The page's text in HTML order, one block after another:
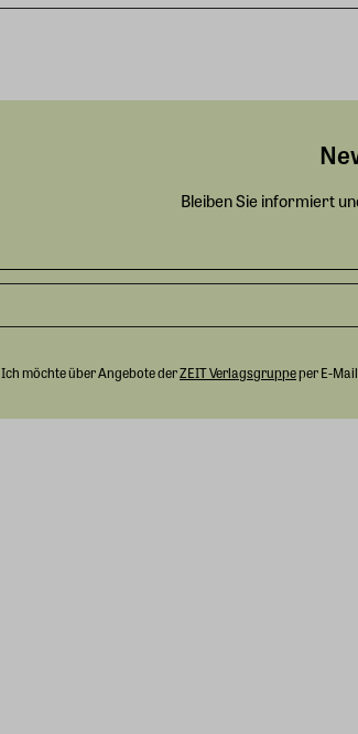
Bleiben Sie informiert
Ich möchte über Angebote derZEIT Verlagsgruppeper E-